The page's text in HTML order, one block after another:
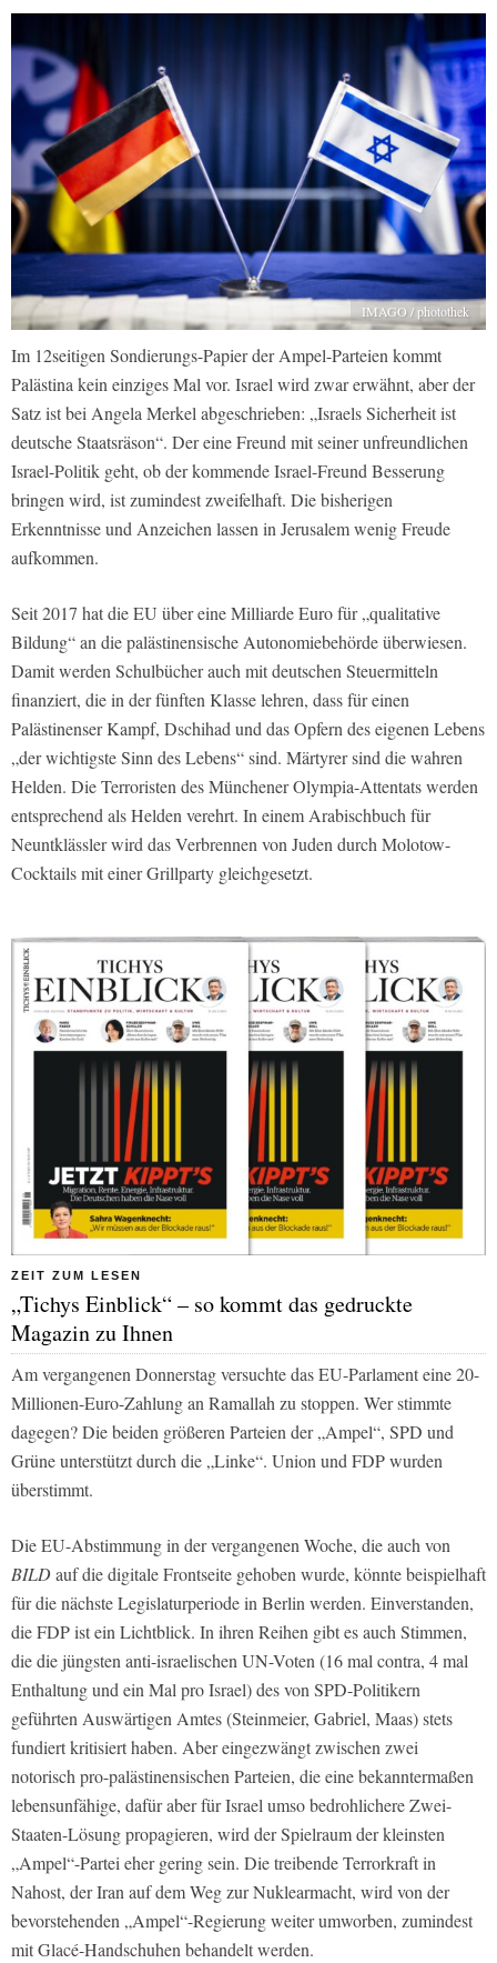
IMAGO / photothek
Im 12seitigen Sondierungs-Papier der Ampel-Parteien kommt
Palästina kein einziges Mal vor. Israel wird zwar erwähnt, aber der
Satz ist bei Angela Merkel abgeschrieben: „Israels Sicherheit ist
deutsche Staatsräson“. Der eine Freund mit seiner unfreundlichen
Israel-Politik geht, ob der kommende Israel-Freund Besserung
bringen wird, ist zumindest zweifelhaft. Die bisherigen
Erkenntnisse und Anzeichen lassen in Jerusalem wenig Freude
aufkommen.
Seit 2017 hat die EU über eine Milliarde Euro für „qualitative
Bildung“ an die palästinensische Autonomiebehörde überwiesen.
Damit werden Schulbücher auch mit deutschen Steuermitteln
finanziert, die in der fünften Klasse lehren, dass für einen
Palästinenser Kampf, Dschihad und das Opfern des eigenen Lebens
„der wichtigste Sinn des Lebens“ sind. Märtyrer sind die wahren
Helden. Die Terroristen des Münchener Olympia-Attentats werden
entsprechend als Helden verehrt. In einem Arabischbuch für
Neuntklässler wird das Verbrennen von Juden durch Molotow-
Cocktails mit einer Grillparty gleichgesetzt.
ZEIT ZUM LESEN
„Tichys Einblick“ – so kommt das gedruckte
Magazin zu Ihnen
Am vergangenen Donnerstag versuchte das EU-Parlament eine 20-
Millionen-Euro-Zahlung an Ramallah zu stoppen. Wer stimmte
dagegen? Die beiden größeren Parteien der „Ampel“, SPD und
Grüne unterstützt durch die „Linke“. Union und FDP wurden
überstimmt.
Die EU-Abstimmung in der vergangenen Woche, die auch von
BILDauf die digitale Frontseite gehoben wurde, könnte beispielhaft
für die nächste Legislaturperiode in Berlin werden. Einverstanden,
die FDP ist ein Lichtblick. In ihren Reihen gibt es auch Stimmen,
die die jüngsten anti-israelischen UN-Voten (16 mal contra, 4 mal
Enthaltung und ein Mal pro Israel) des von SPD-Politikern
geführten Auswärtigen Amtes (Steinmeier, Gabriel, Maas) stets
fundiert kritisiert haben. Aber eingezwängt zwischen zwei
notorisch pro-palästinensischen Parteien, die eine bekanntermaßen
lebensunfähige, dafür aber für Israel umso bedrohlichere Zwei-
Staaten-Lösung propagieren, wird der Spielraum der kleinsten
„Ampel“-Partei eher gering sein. Die treibende Terrorkraft in
Nahost, der Iran auf dem Weg zur Nuklearmacht, wird von der
bevorstehenden „Ampel“-Regierung weiter umworben, zumindest
mit Glacé-Handschuhen behandelt werden.